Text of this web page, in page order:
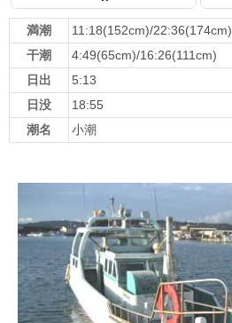
満潮
11:18(152cm)/22:36(174cm)
干潮
4:49(65cm)/16:26(111cm)
日出
5:13
日没
18:55
潮名
小潮